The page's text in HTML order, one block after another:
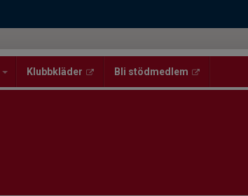
Klubbkläder Bli stödmedlem